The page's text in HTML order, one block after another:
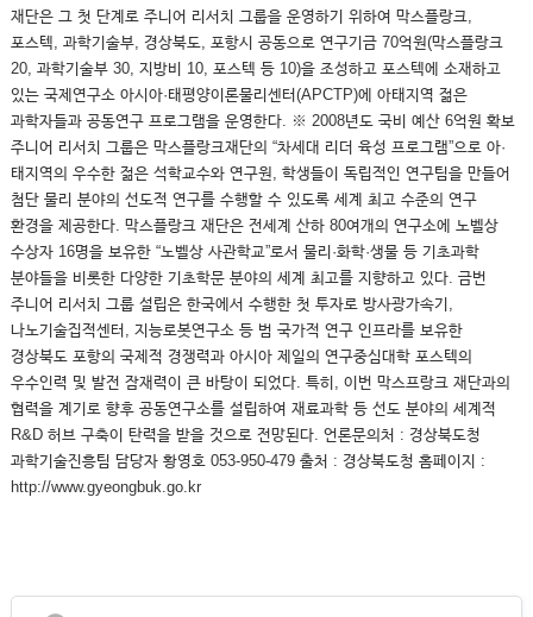
재단은 그 첫 단계로 주니어 리서치 그룹을 운영하기 위하여 막스플랑크,
포스텍, 과학기술부, 경상북도, 포항시 공동으로 연구기금 70억원(막스플랑크
20, 과학기술부 30, 지방비 10, 포스텍 등 10)을 조성하고 포스텍에 소재하고
있는 국제연구소 아시아·태평양이론물리센터(APCTP)에 아태지역 젊은
과학자들과 공동연구 프로그램을 운영한다. ※ 2008년도 국비 예산 6억원 확보
주니어 리서치 그룹은 막스플랑크재단의 “차세대 리더 육성 프로그램”으로 아·
태지역의 우수한 젊은 석학교수와 연구원, 학생들이 독립적인 연구팀을 만들어
첨단 물리 분야의 선도적 연구를 수행할 수 있도록 세계 최고 수준의 연구
환경을 제공한다. 막스플랑크 재단은 전세계 산하 80여개의 연구소에 노벨상
수상자 16명을 보유한 “노벨상 사관학교”로서 물리·화학·생물 등 기초과학
분야들을 비롯한 다양한 기초학문 분야의 세계 최고를 지향하고 있다. 금번
주니어 리서치 그룹 설립은 한국에서 수행한 첫 투자로 방사광가속기,
나노기술집적센터, 지능로봇연구소 등 범 국가적 연구 인프라를 보유한
경상북도 포항의 국제적 경쟁력과 아시아 제일의 연구중심대학 포스텍의
우수인력 및 발전 잠재력이 큰 바탕이 되었다. 특히, 이번 막스프랑크 재단과의
협력을 계기로 향후 공동연구소를 설립하여 재료과학 등 선도 분야의 세계적
R&D 허브 구축이 탄력을 받을 것으로 전망된다. 언론문의처 : 경상북도청
과학기술진흥팀 담당자 황영호 053-950-479 출처 : 경상북도청 홈페이지 :
http://www.gyeongbuk.go.kr